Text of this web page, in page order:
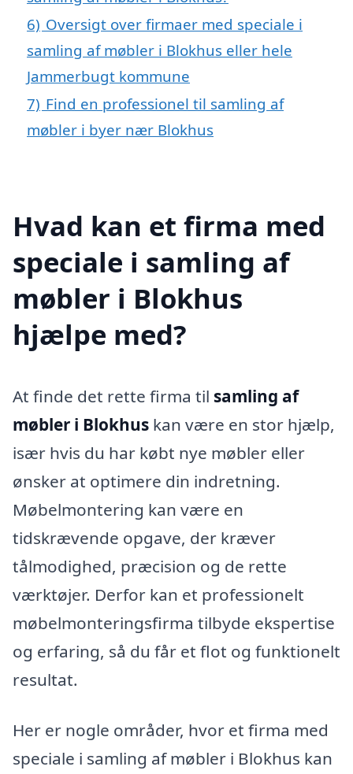
6) Oversigt over firmaer med speciale i
samling af møbler i Blokhus eller hele
Jammerbugt kommune
7) Find en professionel til samling af
møbler i byer nær Blokhus
Hvad kan et firma med
speciale i samling af
møbler i Blokhus
hjælpe med?
At finde det rette firma til samling af
møbler i Blokhus kan være en stor hjælp,
især hvis du har købt nye møbler eller
ønsker at optimere din indretning.
Møbelmontering kan være en
tidskrævende opgave, der kræver
tålmodighed, præcision og de rette
værktøjer. Derfor kan et professionelt
møbelmonteringsfirma tilbyde ekspertise
og erfaring, så du får et flot og funktionelt
resultat.
Her er nogle områder, hvor et firma med
speciale i samling af møbler i Blokhus kan